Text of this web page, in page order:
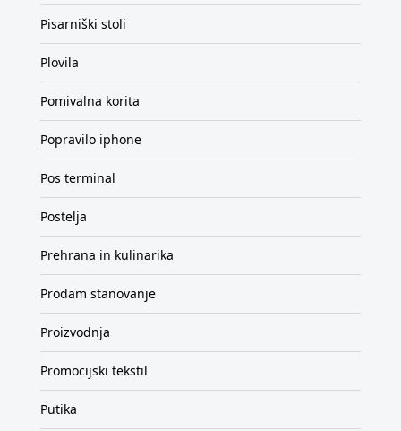
Pisarniški stoli
Plovila
Pomivalna korita
Popravilo iphone
Pos terminal
Postelja
Prehrana in kulinarika
Prodam stanovanje
Proizvodnja
Promocijski tekstil
Putika